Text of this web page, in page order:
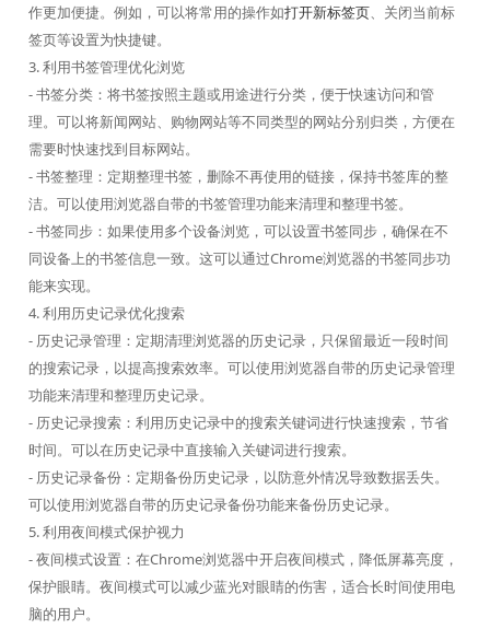
作更加便捷。例如，可以将常用的操作如打开新标签页、关闭当前标
签页等设置为快捷键。
3. 利用书签管理优化浏览
- 书签分类：将书签按照主题或用途进行分类，便于快速访问和管
理。可以将新闻网站、购物网站等不同类型的网站分别归类，方便在
需要时快速找到目标网站。
- 书签整理：定期整理书签，删除不再使用的链接，保持书签库的整
洁。可以使用浏览器自带的书签管理功能来清理和整理书签。
- 书签同步：如果使用多个设备浏览，可以设置书签同步，确保在不
同设备上的书签信息一致。这可以通过Chrome浏览器的书签同步功
能来实现。
4. 利用历史记录优化搜索
- 历史记录管理：定期清理浏览器的历史记录，只保留最近一段时间
的搜索记录，以提高搜索效率。可以使用浏览器自带的历史记录管理
功能来清理和整理历史记录。
- 历史记录搜索：利用历史记录中的搜索关键词进行快速搜索，节省
时间。可以在历史记录中直接输入关键词进行搜索。
- 历史记录备份：定期备份历史记录，以防意外情况导致数据丢失。
可以使用浏览器自带的历史记录备份功能来备份历史记录。
5. 利用夜间模式保护视力
- 夜间模式设置：在Chrome浏览器中开启夜间模式，降低屏幕亮度，
保护眼睛。夜间模式可以减少蓝光对眼睛的伤害，适合长时间使用电
脑的用户。